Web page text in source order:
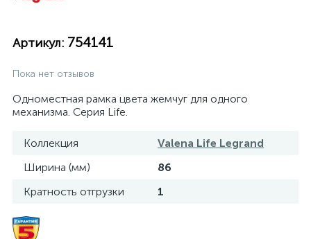
Артикул: 754141
Пока нет отзывов
Одноместная рамка цвета жемчуг для одного
механизма. Серия Life.
Коллекция
Valena Life Legrand
Ширина (мм)
86
Кратность отгрузки
1